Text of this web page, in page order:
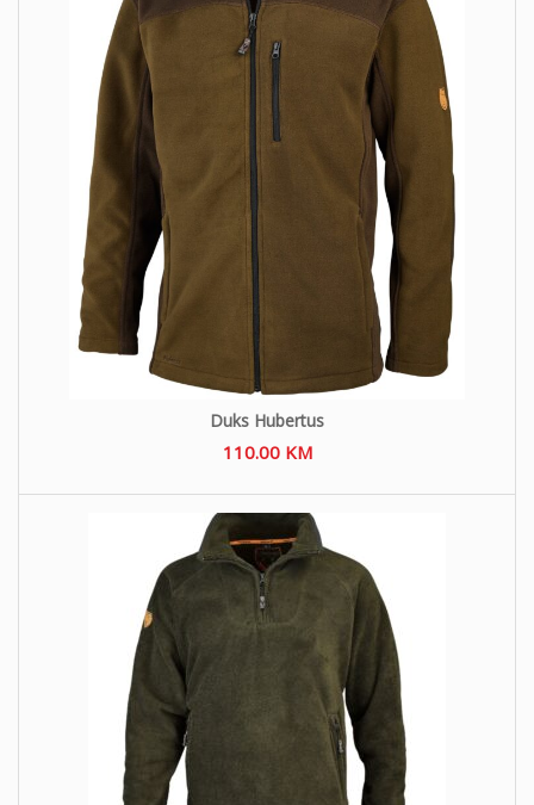
Duks Hubertus
110.00 KM